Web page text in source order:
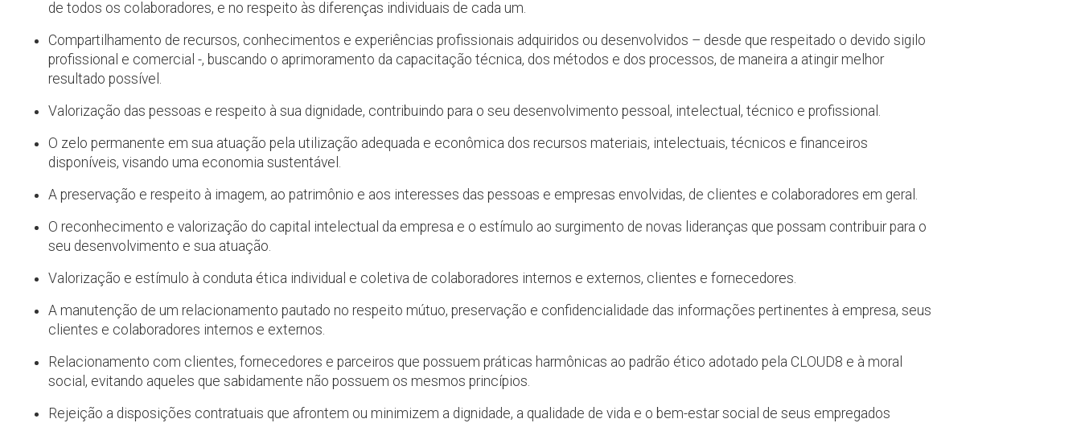
de todos os colaboradores, e no respeito às diferenças individuais de cada um.
Compartilhamento de recursos, conhecimentos e experiências profissionais adquiridos ou desenvolvidos – desde que respeitado o devido sigilo
profissional e comercial -, buscando o aprimoramento da capacitação técnica, dos métodos e dos processos, de maneira a atingir melhor
resultado possível.
Valorização das pessoas e respeito à sua dignidade, contribuindo para o seu desenvolvimento pessoal, intelectual, técnico e profissional.
O zelo permanente em sua atuação pela utilização adequada e econômica dos recursos materiais, intelectuais, técnicos e financeiros
disponíveis, visando uma economia sustentável.
A preservação e respeito à imagem, ao patrimônio e aos interesses das pessoas e empresas envolvidas, de clientes e colaboradores em geral.
O reconhecimento e valorização do capital intelectual da empresa e o estímulo ao surgimento de novas lideranças que possam contribuir para o
seu desenvolvimento e sua atuação.
Valorização e estímulo à conduta ética individual e coletiva de colaboradores internos e externos, clientes e fornecedores.
A manutenção de um relacionamento pautado no respeito mútuo, preservação e confidencialidade das informações pertinentes à empresa, seus
clientes e colaboradores internos e externos.
Relacionamento com clientes, fornecedores e parceiros que possuem práticas harmônicas ao padrão ético adotado pela CLOUD8 e à moral
social, evitando aqueles que sabidamente não possuem os mesmos princípios.
Rejeição a disposições contratuais que afrontem ou minimizem a dignidade, a qualidade de vida e o bem-estar social de seus empregados